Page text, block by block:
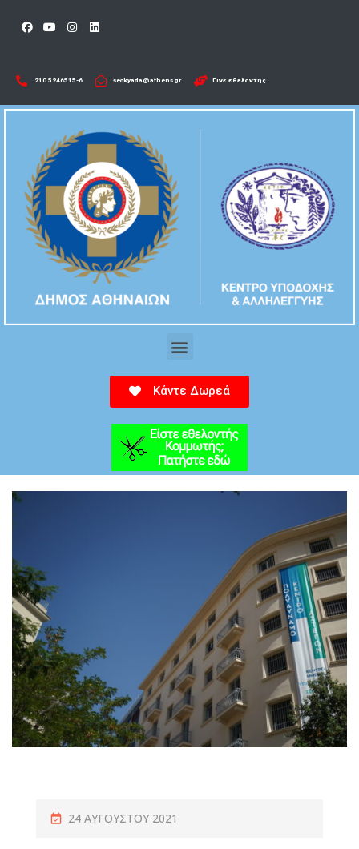
210 5246515-6​ seckyada@athens.gr Γίνε εθελοντής
Κάντε Δωρεά
24 ΑΥΓΟΎΣΤΟΥ 2021